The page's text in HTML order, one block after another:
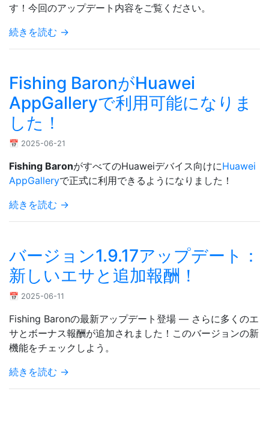
す！今回のアップデート内容をご覧ください。
続きを読む →
Fishing BaronがHuawei
AppGalleryで利用可能になりま
した！
📅 2025-06-21
Fishing BaronがすべてのHuaweiデバイス向けにHuawei
AppGalleryで正式に利用できるようになりました！
続きを読む →
バージョン1.9.17アップデート：
新しいエサと追加報酬！
📅 2025-06-11
Fishing Baronの最新アップデート登場 — さらに多くのエ
サとボーナス報酬が追加されました！このバージョンの新
機能をチェックしよう。
続きを読む →